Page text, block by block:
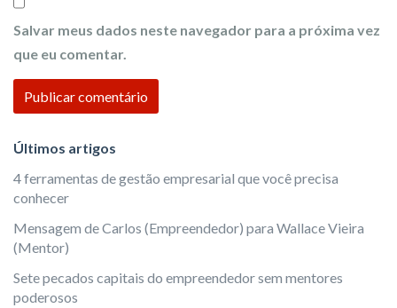
i
t
Salvar meus dados neste navegador para a próxima vez
que eu comentar.
Últimos artigos
4 ferramentas de gestão empresarial que você precisa
conhecer
Mensagem de Carlos (Empreendedor) para Wallace Vieira
(Mentor)
Sete pecados capitais do empreendedor sem mentores
poderosos